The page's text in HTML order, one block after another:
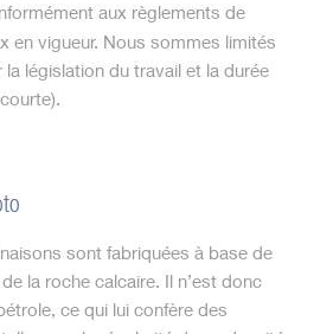
aux règlements de
en vigueur. Nous sommes limités
législation du travail et la durée
sont fabriquées à base de
la roche calcaire. Il n’est donc
ce qui lui confère des